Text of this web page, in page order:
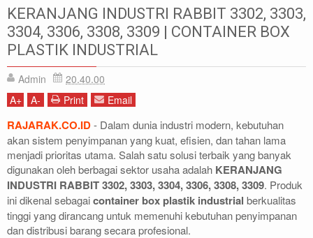
Box Container Industri
Keranjang Industri
Rabbit
Rabbit Container Box Industri
KERANJANG INDUSTRI RABBIT 3302, 3303, 3304, 3306, 3308, 3309 |
CONTAINER BOX PLASTIK INDUSTRIAL
KERANJANG INDUSTRI RABBIT 3302, 3303,
3304, 3306, 3308, 3309 | CONTAINER BOX
PLASTIK INDUSTRIAL
Admin
20.40.00
A+ A- Print Email
RAJARAK.CO.ID- Dalam dunia industri modern, kebutuhan
akan sistem penyimpanan yang kuat, efisien, dan tahan lama
menjadi prioritas utama. Salah satu solusi terbaik yang banyak
digunakan oleh berbagai sektor usaha adalah KERANJANG
INDUSTRI RABBIT 3302, 3303, 3304, 3306, 3308, 3309. Produk
ini dikenal sebagaicontainer box plastik industrial berkualitas
tinggi yang dirancang untuk memenuhi kebutuhan penyimpanan
dan distribusi barang secara profesional.